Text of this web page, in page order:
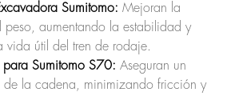
Sumitomo: Mejoran la
peso, aumentando la estabilidad y
vida útil del tren de rodaje.
para Sumitomo S70: Aseguran un
la cadena, minimizando fricción y